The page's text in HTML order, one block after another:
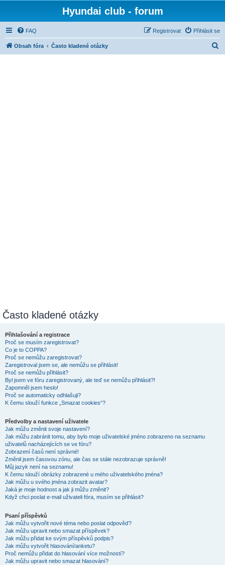
Hyundai club - forum
FAQ Přihlásit se
Registrovat
Obsah fóra Často kladené otázky
Často kladené otázky
Přihlašování a registrace
Proč se musím zaregistrovat?
Co je to COPPA?
Proč se nemůžu zaregistrovat?
Zaregistroval jsem se, ale nemůžu se přihlásit!
Proč se nemůžu přihlásit?
Byl jsem ve fóru zaregistrovaný, ale teď se nemůžu přihlásit?!
Zapomněl jsem heslo!
Proč se automaticky odhlašuji?
K čemu slouží funkce „Smazat cookies“?
Předvolby a nastavení uživatele
Jak můžu změnit svoje nastavení?
Jak můžu zabránit tomu, aby bylo moje uživatelské jméno zobrazeno na seznamu
uživatelů nacházejících se ve fóru?
Zobrazení časů není správné!
Změnil jsem časovou zónu, ale čas se stále nezobrazuje správně!
Můj jazyk není na seznamu!
K čemu slouží obrázky zobrazené u mého uživatelského jména?
Jak můžu u svého jména zobrazit avatar?
Jaká je moje hodnost a jak ji můžu změnit?
Když chci poslat e-mail uživateli fóra, musím se přihlásit?
Psaní příspěvků
Jak můžu vytvořit nové téma nebo poslat odpověď?
Jak můžu upravit nebo smazat příspěvek?
Jak můžu přidat ke svým příspěvků podpis?
Jak můžu vytvořit hlasování/anketu?
Proč nemůžu přidat do hlasování více možností?
Jak můžu upravit nebo smazat hlasování?